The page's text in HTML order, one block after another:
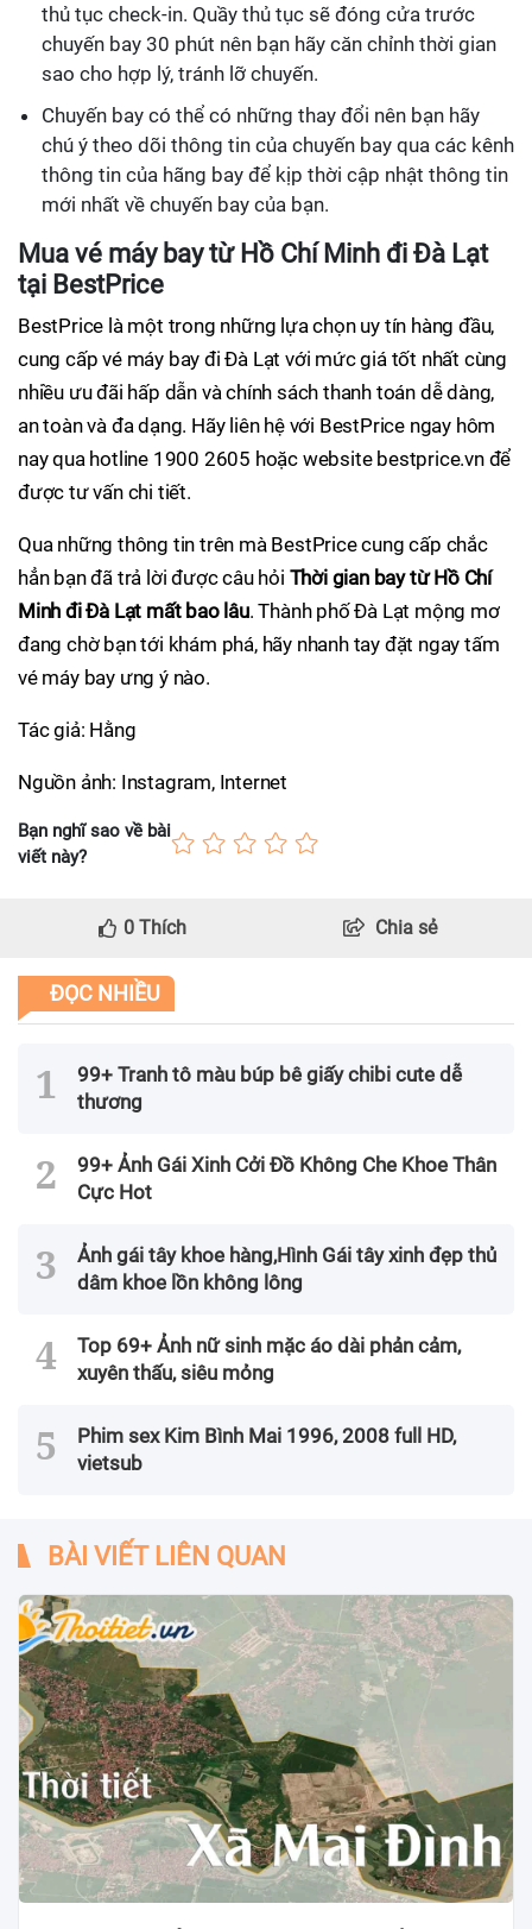
thủ tục check-in. Quầy thủ tục sẽ đóng cửa trước
chuyến bay 30 phút nên bạn hãy căn chỉnh thời gian
sao cho hợp lý, tránh lỡ chuyến.
Chuyến bay có thể có những thay đổi nên bạn hãy
chú ý theo dõi thông tin của chuyến bay qua các kênh
thông tin của hãng bay để kịp thời cập nhật thông tin
mới nhất về chuyến bay của bạn.
Mua vé máy bay từ Hồ Chí Minh đi Đà Lạt
tại BestPrice
BestPrice là một trong những lựa chọn uy tín hàng đầu,
cung cấp vé máy bay đi Đà Lạt với mức giá tốt nhất cùng
nhiều ưu đãi hấp dẫn và chính sách thanh toán dễ dàng,
an toàn và đa dạng. Hãy liên hệ với BestPrice ngay hôm
nay qua hotline 1900 2605 hoặc website bestprice.vn để
được tư vấn chi tiết.
Qua những thông tin trên mà BestPrice cung cấp chắc
hẳn bạn đã trả lời được câu hỏi Thời gian bay từ Hồ Chí
Minh đi Đà Lạt mất bao lâu. Thành phố Đà Lạt mộng mơ
đang chờ bạn tới khám phá, hãy nhanh tay đặt ngay tấm
vé máy bay ưng ý nào.
Tác giả: Hằng
Nguồn ảnh: Instagram, Internet
Bạn nghĩ sao về bài
viết này?
0 Thích Chia sẻ
ĐỌC NHIỀU
99+ Tranh tô màu búp bê giấy chibi cute dễ
thương
99+ Ảnh Gái Xinh Cởi Đồ Không Che Khoe Thân
Cực Hot
Ảnh gái tây khoe hàng,Hình Gái tây xinh đẹp thủ
dâm khoe lồn không lông
Top 69+ Ảnh nữ sinh mặc áo dài phản cảm,
xuyên thấu, siêu mỏng
Phim sex Kim Bình Mai 1996, 2008 full HD,
vietsub
BÀI VIẾT LIÊN QUAN